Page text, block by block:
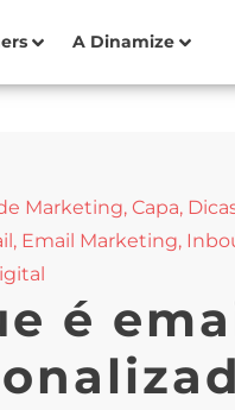
A Dinamize
Marketing, Capa,
, Email Marketing,
é